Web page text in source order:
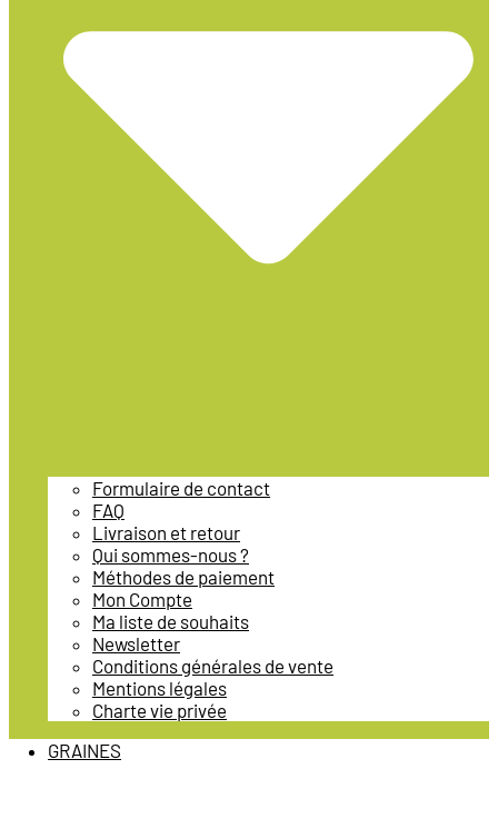
Formulaire de contact
FAQ
Livraison et retour
Qui sommes-nous ?
Méthodes de paiement
Mon Compte
Ma liste de souhaits
Newsletter
Conditions générales de vente
Mentions légales
Charte vie privée
GRAINES